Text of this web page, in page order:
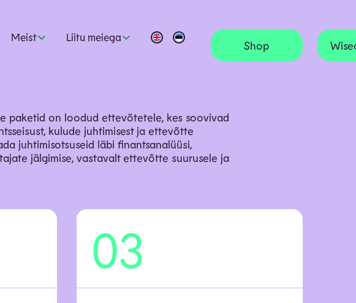
Meist Liitu meiega
Shop
paketid on loodud ettevõtetele, kes soovivad
kulude juhtimisest ja ettevõtte
juhtimisotsuseid läbi finantsanalüüsi,
jälgimise, vastavalt ettevõtte suurusele ja
03